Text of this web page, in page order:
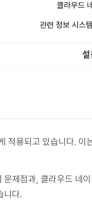
클라우드
관련 정보 시스
적용되고 있습니다. 이
제점과, 클라우드 네
니다.